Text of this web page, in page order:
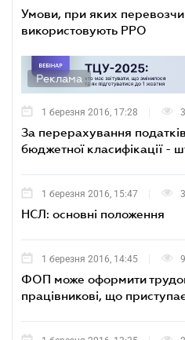
Умови, при яких
використовують РРО
Реклама
1 березня 2016, 17:28
За перерахування
бюджетної класифікації -
1 березня 2016, 15:47
НСЛ: основні положення
1 березня 2016, 14:45
ФОП може оформити
працівникові, що